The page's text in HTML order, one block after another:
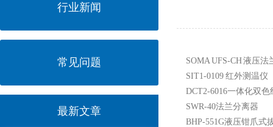
行业新闻
常见问题
最新文章
SOMA UFS-CH 液压
SIT1-0109 红外测温仪
DCT2-6016一体化双
SWR-40法兰分离器
BHP-551G液压钳爪式